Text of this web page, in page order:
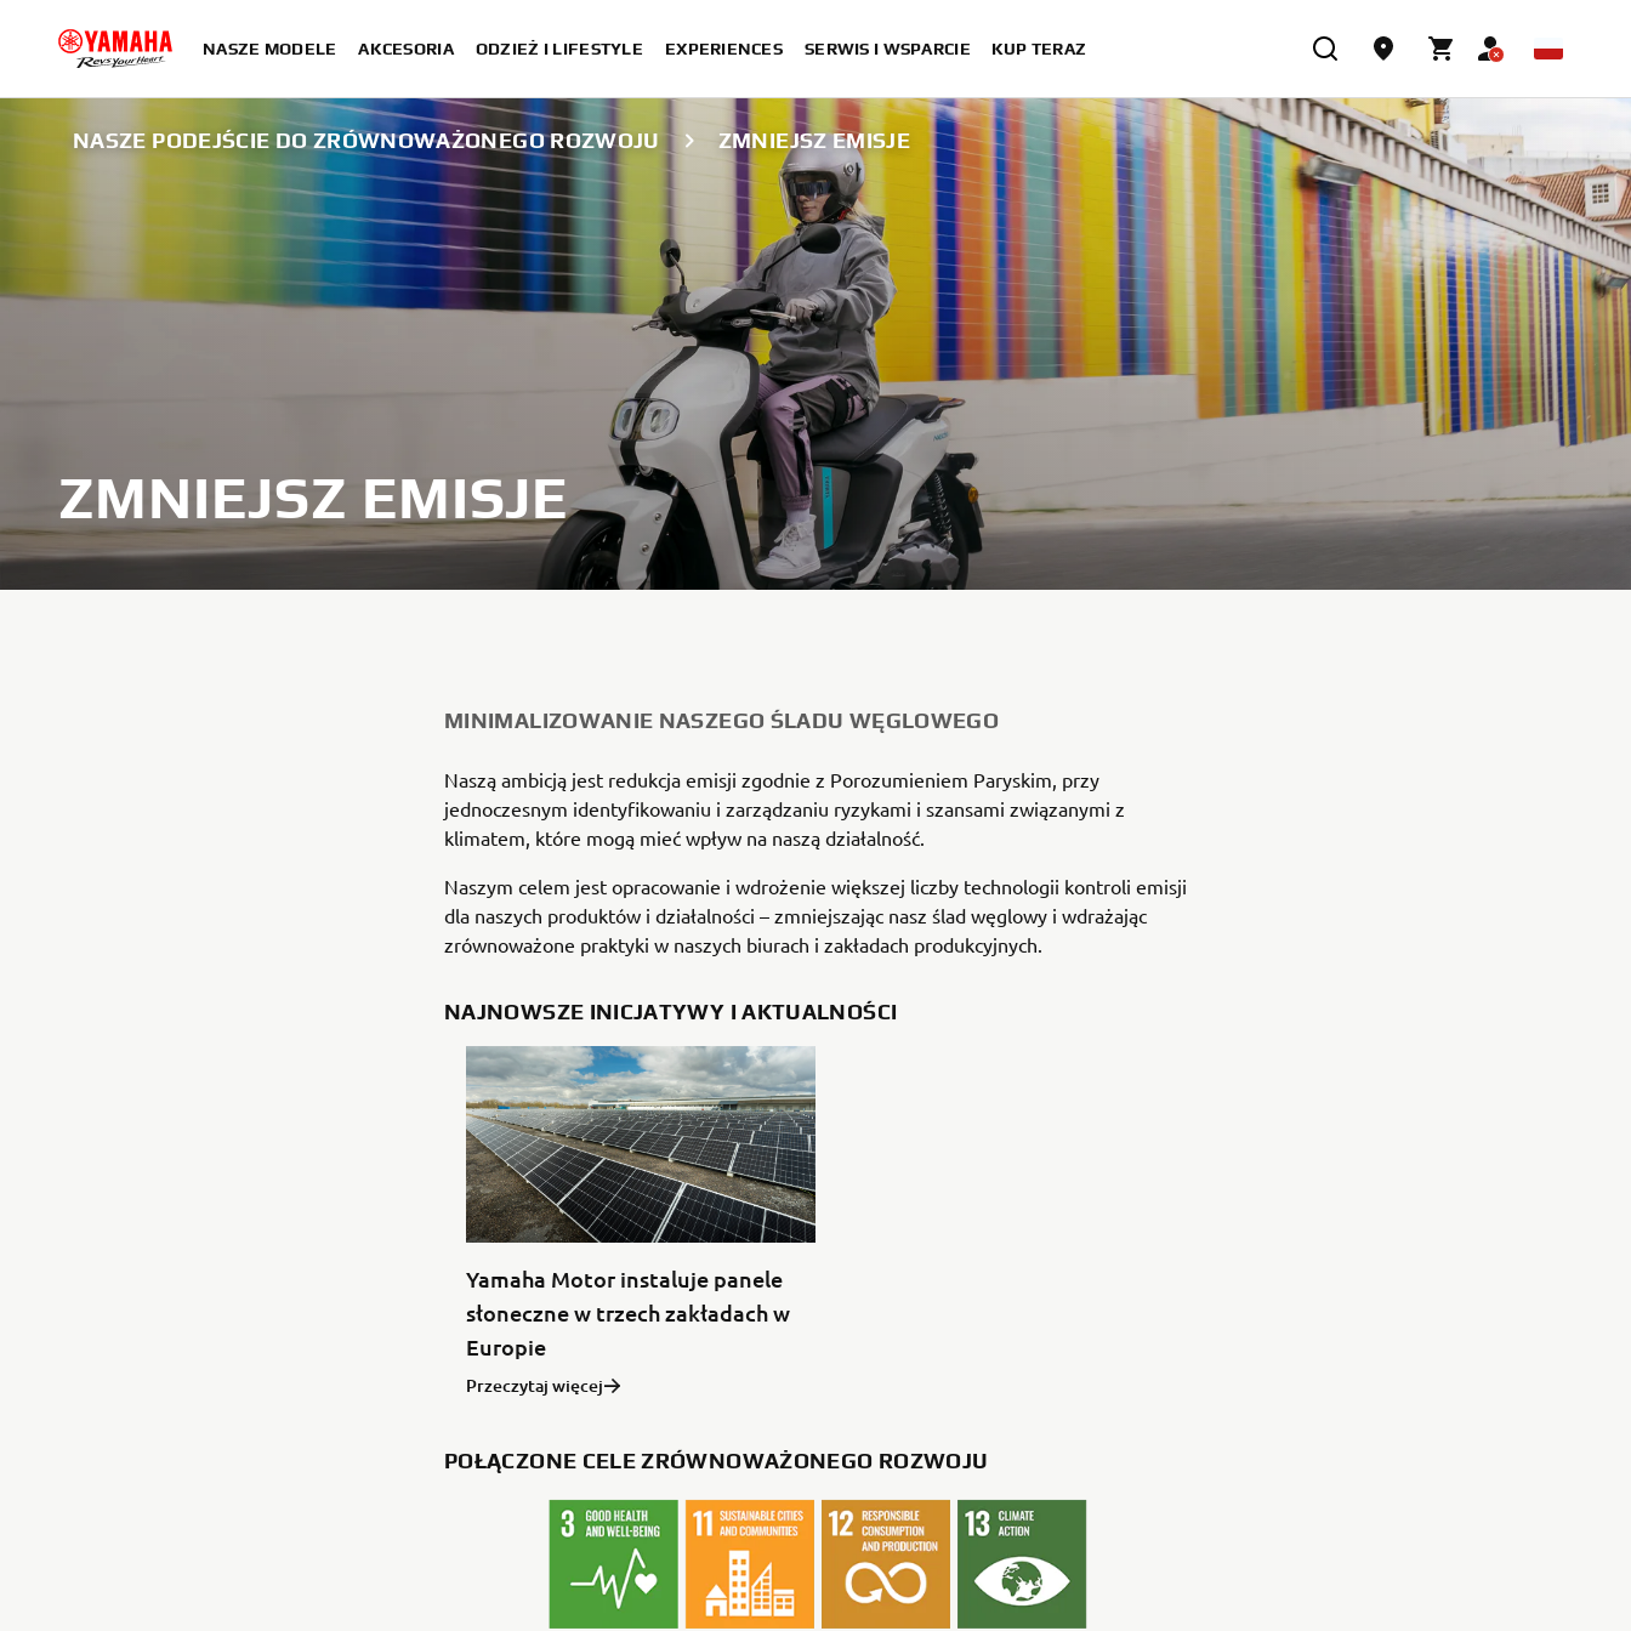
NASZE MODELE AKCESORIA ODZIEŻ I LIFESTYLE EXPERIENCES SERWIS I WSPARCIE KUP TERAZ
NASZE PODEJŚCIE DO ZRÓWNOWAŻONEGO ROZWOJU ZMNIEJSZ EMISJE
ZMNIEJSZ EMISJE
MINIMALIZOWANIE NASZEGO ŚLADU WĘGLOWEGO
Naszą ambicją jest redukcja emisji zgodnie z Porozumieniem Paryskim, przy
jednoczesnym identyfikowaniu i zarządzaniu ryzykami i szansami związanymi z
klimatem, które mogą mieć wpływ na naszą działalność.
Naszym celem jest opracowanie i wdrożenie większej liczby technologii kontroli emisji
dla naszych produktów i działalności – zmniejszając nasz ślad węglowy i wdrażając
zrównoważone praktyki w naszych biurach i zakładach produkcyjnych.
NAJNOWSZE INICJATYWY I AKTUALNOŚCI
Yamaha Motor instaluje panele
słoneczne w trzech zakładach w
Europie
Przeczytaj więcej
POŁĄCZONE CELE ZRÓWNOWAŻONEGO ROZWOJU